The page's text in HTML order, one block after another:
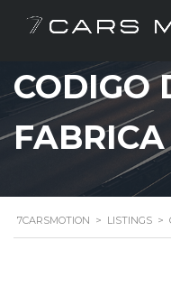
CODIGO
FABRICA
7CARSMOTION > LISTINGS >